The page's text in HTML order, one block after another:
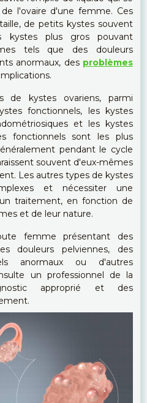
l'ovaire d'une femme. Ces
de petits kystes souvent
kystes plus gros pouvant
tels que des douleurs
anormaux, des problèmes
de kystes ovariens, parmi
fonctionnels, les kystes
et les kystes
fonctionnels sont les plus
pendant le cycle
souvent d'eux-mêmes
Les autres types de kystes
et nécessiter une
traitement, en fonction de
et de leur nature.
femme présentant des
douleurs pelviennes, des
anormaux ou d'autres
un professionnel de la
approprié et des